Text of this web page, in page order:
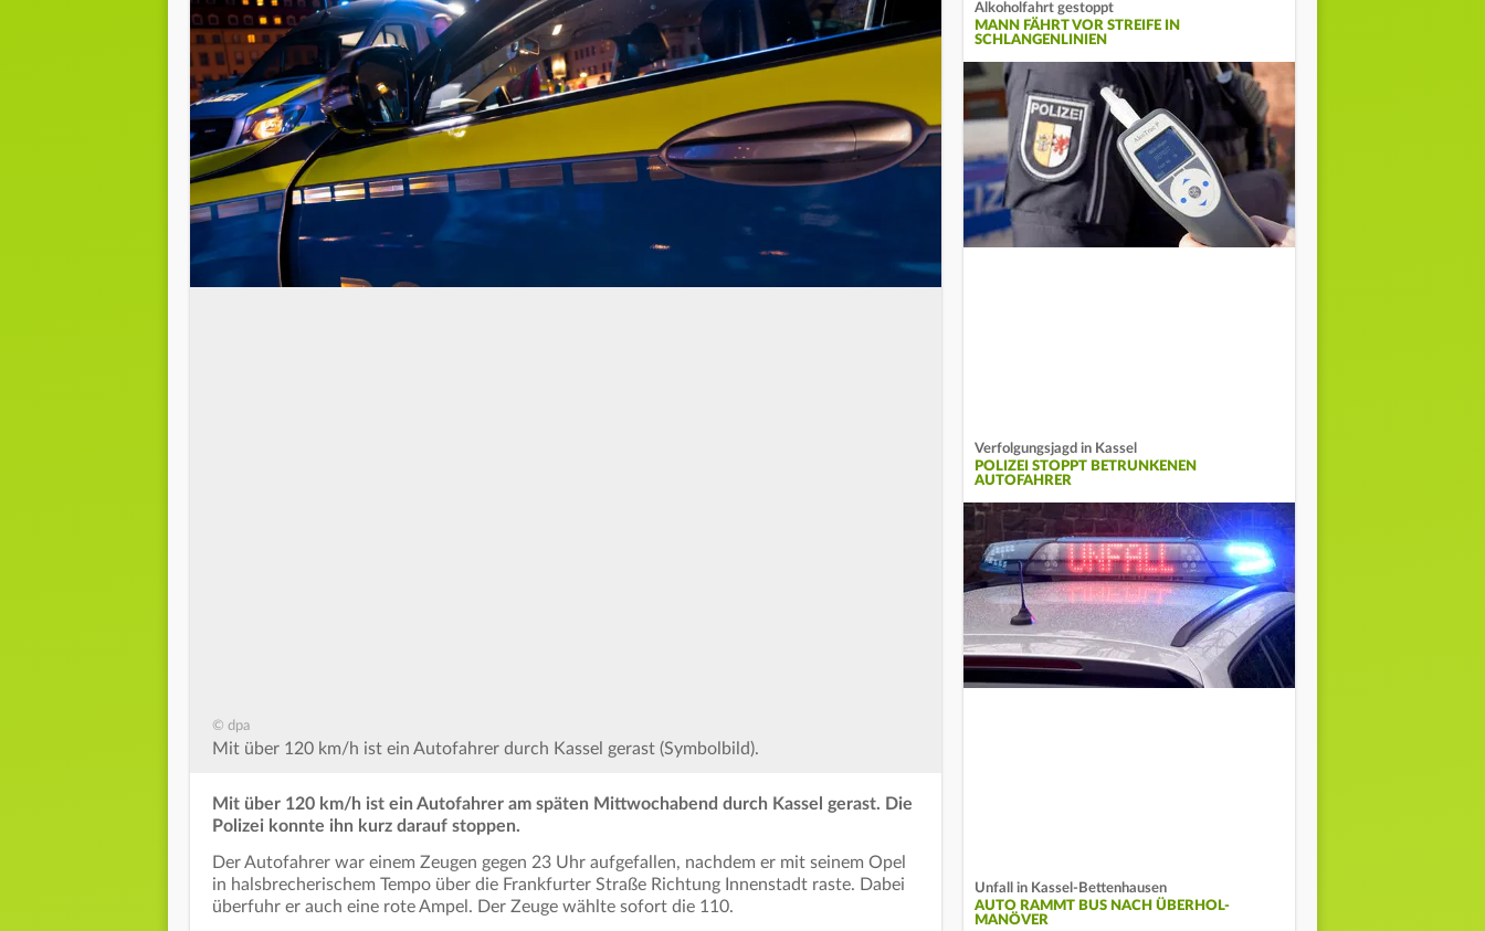
© dpa
Mit über 120 km/h ist ein Autofahrer durch Kassel gerast (Symbolbild).
Mit über 120 km/h ist ein Autofahrer am späten Mittwochabend durch Kassel gerast. Die
Polizei konnte ihn kurz darauf stoppen.
Der Autofahrer war einem Zeugen gegen 23 Uhr aufgefallen, nachdem er mit seinem Opel
in halsbrecherischem Tempo über die Frankfurter Straße Richtung Innenstadt raste. Dabei
überfuhr er auch eine rote Ampel. Der Zeuge wählte sofort die 110.
Alkoholfahrt gestoppt
MANN FÄHRT VOR STREIFE IN
SCHLANGENLINIEN
Verfolgungsjagd in Kassel
POLIZEI STOPPT BETRUNKENEN
AUTOFAHRER
Unfall in Kassel-Bettenhausen
AUTO RAMMT BUS NACH ÜBERHOL-
MANÖVER